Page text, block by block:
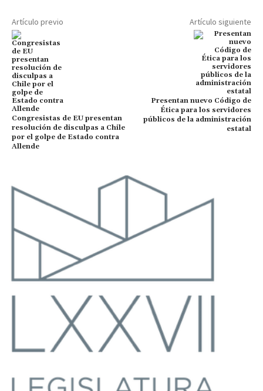
Artículo previo
Congresistas de EU presentan
resolución de disculpas a Chile
por el golpe de Estado contra
Allende
Artículo siguiente
Presentan nuevo Código de
Ética para los servidores
públicos de la administración
estatal